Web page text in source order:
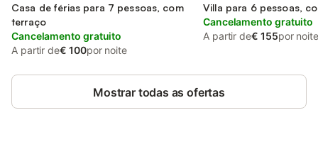
Casa de férias para 7 pessoas, com
terraço
Cancelamento gratuito
A partir de€ 100por noite
Villa para 6 pessoas,
Cancelamento gratuito
A partir de€ 155por noite
Mostrar todas as ofertas